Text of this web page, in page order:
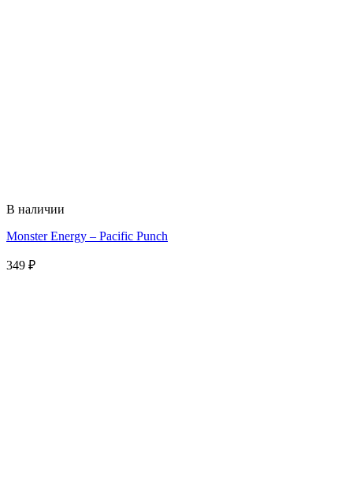
В наличии
Monster Energy – Pacific Punch
349 ₽